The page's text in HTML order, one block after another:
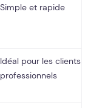
Simple et rapide
Idéal pour les clients
professionnels